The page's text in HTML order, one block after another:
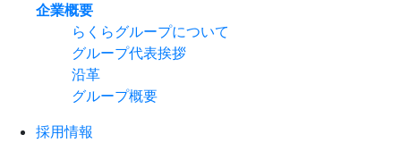
企業概要
らくらグループについて
グループ代表挨拶
沿革
グループ概要
採用情報